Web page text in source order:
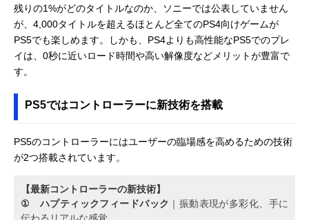
残りの1%がどのタイトルなのか、ソニーでは公表していません
が、4,000タイトルを超えるほとんど全てのPS4向けゲームが
PS5でも楽しめます。しかも、PS4よりも高性能なPS5でのプレ
イは、0秒に近いロード時間や高い解像度などメリットが豊富で
す。
PS5ではコントローラーに新技術を搭載
PS5のコントローラーにはユーザーの臨場感を高めるための技術
が2つ搭載されています。
【最新コントローラーの新技術】
① ハプティックフィードバック ｜振動表現が多彩化、手に